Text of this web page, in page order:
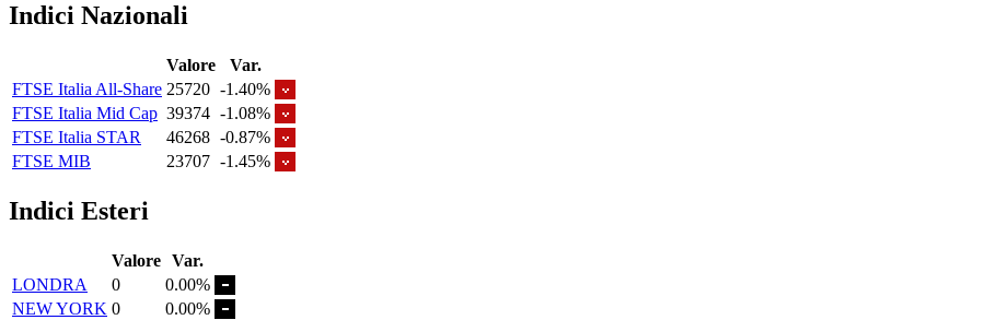
Indici Nazionali
Valore
Var.
FTSE Italia All-Share 25720 -1.40%
FTSE Italia Mid Cap 39374 -1.08%
FTSE Italia STAR
46268 -0.87%
FTSE MIB
23707 -1.45%
Indici Esteri
Valore Var.
LONDRA
0
0.00%
NEW YORK 0
0.00%